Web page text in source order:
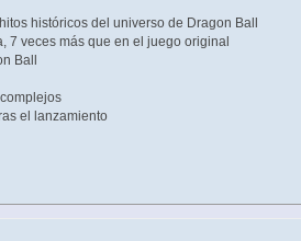
históricos del universo de Dragon Ball
veces más que en el juego original
Ball
el lanzamiento